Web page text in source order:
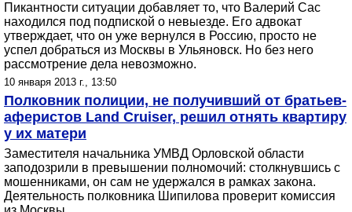
Пикантности ситуации добавляет то, что Валерий Сас
находился под подпиской о невыезде. Его адвокат
утверждает, что он уже вернулся в Россию, просто не
успел добраться из Москвы в Ульяновск. Но без него
рассмотрение дела невозможно.
10 января 2013 г., 13:50
Полковник полиции, не получивший от братьев-
аферистов Land Cruiser, решил отнять квартиру
у их матери
Заместителя начальника УМВД Орловской области
заподозрили в превышении полномочий: столкнувшись с
мошенниками, он сам не удержался в рамках закона.
Деятельность полковника Шипилова проверит комиссия